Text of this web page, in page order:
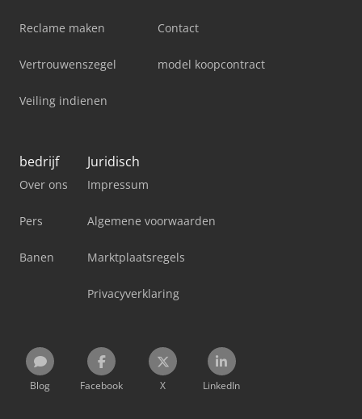
Reclame maken
Vertrouwenszegel
Veiling indienen
Contact
model koopcontract
bedrijf
Over ons
Pers
Banen
Juridisch
Impressum
Algemene voorwaarden
Marktplaatsregels
Privacyverklaring
Blog Facebook X LinkedIn